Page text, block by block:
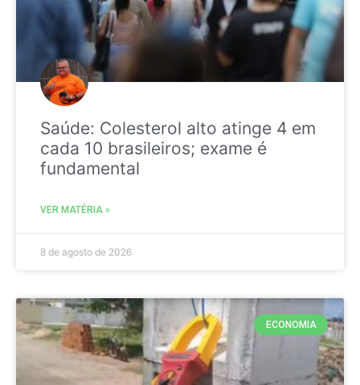
Saúde: Colesterol alto atinge 4 em
cada 10 brasileiros; exame é
fundamental
VER MATÉRIA »
8 de agosto de 2026
ECONOMIA